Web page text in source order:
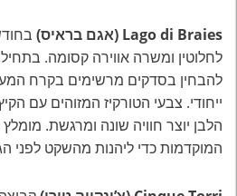
Lago di Braies (אגם בראיס)
לחלוטין ומשרה אווירה קסומה.
להבחין בסדקים מרשימים בקרח
ייחודי. צבעי הטורקיז המזוהים עם
הלבן יוצר חוויה שונה ומרגשת.
המוקדמות כדי ליהנות מהשקט לפני